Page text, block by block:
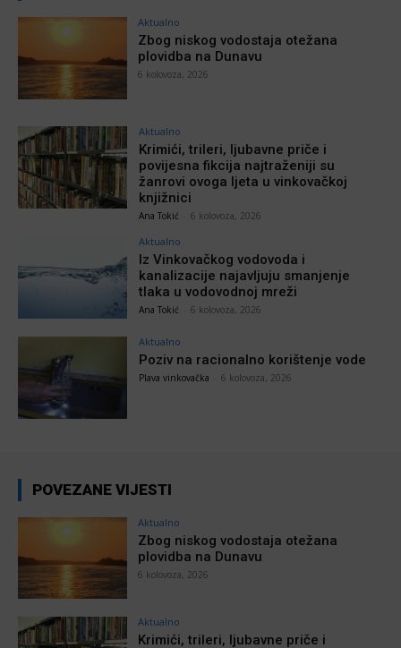
Aktualno
Zbog niskog vodostaja otežana
plovidba na Dunavu
6 kolovoza, 2026
Aktualno
Krimići, trileri, ljubavne priče i
povijesna fikcija najtraženiji su
žanrovi ovoga ljeta u vinkovačkoj
knjižnici
Ana Tokić 6 kolovoza, 2026
Aktualno
Iz Vinkovačkog vodovoda i
kanalizacije najavljuju smanjenje
tlaka u vodovodnoj mreži
Ana Tokić 6 kolovoza, 2026
Aktualno
Poziv na racionalno korištenje vode
Plava vinkovačka 6 kolovoza, 2026
POVEZANE VIJESTI
Aktualno
Zbog niskog vodostaja otežana
plovidba na Dunavu
6 kolovoza, 2026
Aktualno
Krimići, trileri, ljubavne priče i